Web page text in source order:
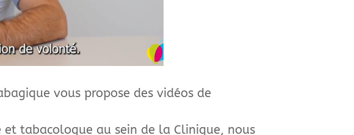
vous propose des vidéos de
tabacologue au sein de la Clinique, nous